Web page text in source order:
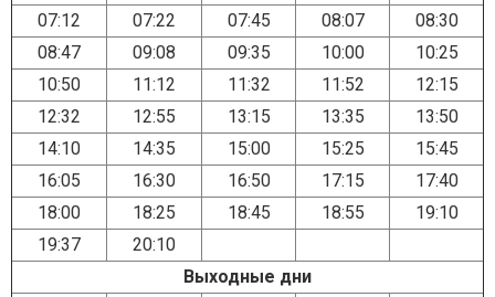
07:12
07:22 07:45 08:07
08:30
08:47
09:08 09:35 10:00
10:25
10:50
11:12 11:32 11:52
12:15
12:32
12:55 13:15 13:35
13:50
14:10
14:35 15:00 15:25
15:45
16:05
16:30 16:50 17:15
17:40
18:00
18:25 18:45 18:55
19:10
19:37
20:10
Выходные дни